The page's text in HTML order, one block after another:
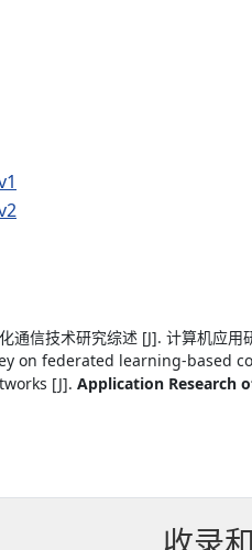
通信技术研究综述 [J]. 计算机应用
on federated learning-based
[J]. Application Research